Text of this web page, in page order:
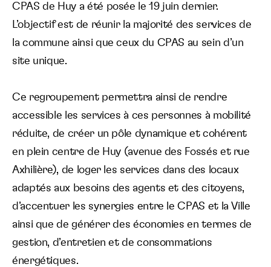
Langue :
CPAS de Huy a été posée le 19 juin dernier.
L’objectif est de réunir la majorité des services de
la commune ainsi que ceux du CPAS au sein d’un
site unique.
Ce regroupement permettra ainsi de rendre
accessible les services à ces personnes à mobilité
réduite, de créer un pôle dynamique et cohérent
en plein centre de Huy (avenue des Fossés et rue
Axhilière), de loger les services dans des locaux
adaptés aux besoins des agents et des citoyens,
d’accentuer les synergies entre le CPAS et la Ville
ainsi que de générer des économies en termes de
gestion, d’entretien et de consommations
énergétiques.